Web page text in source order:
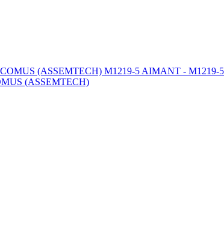
(ASSEMTECH) M1219-5 AIMANT - M1219-
(ASSEMTECH)